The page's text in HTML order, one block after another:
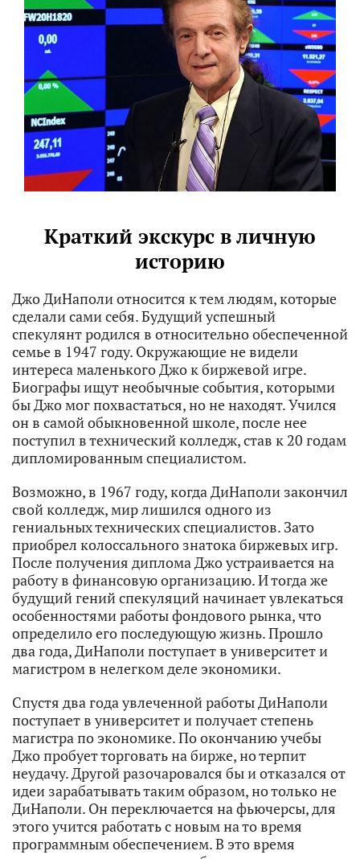
Краткий экскурс в личную
историю
Джо ДиНаполи относится к тем людям, которые
сделали сами себя. Будущий успешный
спекулянт родился в относительно обеспеченной
семье в 1947 году. Окружающие не видели
интереса маленького Джо к биржевой игре.
Биографы ищут необычные события, которыми
бы Джо мог похвастаться, но не находят. Учился
он в самой обыкновенной школе, после нее
поступил в технический колледж, став к 20 годам
дипломированным специалистом.
Возможно, в 1967 году, когда ДиНаполи закончил
свой колледж, мир лишился одного из
гениальных технических специалистов. Зато
приобрел колоссального знатока биржевых игр.
После получения диплома Джо устраивается на
работу в финансовую организацию. И тогда же
будущий гений спекуляций начинает увлекаться
особенностями работы фондового рынка, что
определило его последующую жизнь. Прошло
два года, ДиНаполи поступает в университет и
магистром в нелегком деле экономики.
Спустя два года увлеченной работы ДиНаполи
поступает в университет и получает степень
магистра по экономике. По окончанию учебы
Джо пробует торговать на бирже, но терпит
неудачу. Другой разочаровался бы и отказался от
идеи зарабатывать таким образом, но только не
ДиНаполи. Он переключается на фьючерсы, для
этого учится работать с новым на то время
программным обеспечением. В это время